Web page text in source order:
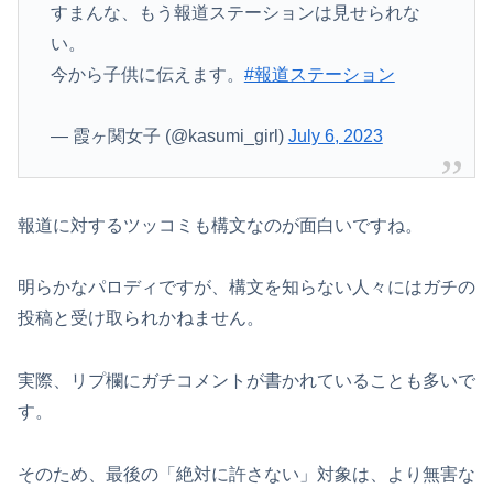
すまんな、もう報道ステーションは見せられな
い。
今から子供に伝えます。 #報道ステーション
— 霞ヶ関女子 (@kasumi_girl) July 6, 2023
報道に対するツッコミも構文なのが面白いですね。
明らかなパロディですが、構文を知らない人々にはガチの
投稿と受け取られかねません。
実際、リプ欄にガチコメントが書かれていることも多いで
す。
そのため、最後の「絶対に許さない」対象は、より無害な